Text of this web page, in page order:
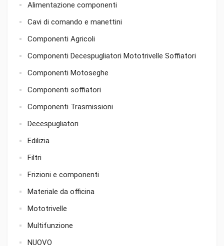
Alimentazione componenti
Cavi di comando e manettini
Componenti Agricoli
Componenti Decespugliatori Mototrivelle Soffiatori
Componenti Motoseghe
Componenti soffiatori
Componenti Trasmissioni
Decespugliatori
Edilizia
Filtri
Frizioni e componenti
Materiale da officina
Mototrivelle
Multifunzione
NUOVO